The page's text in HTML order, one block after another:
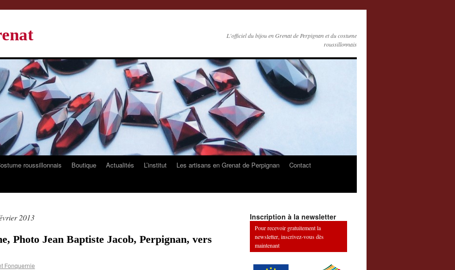
L'officiel du bijou en Grenat de Perpignan et du costume
roussillonnais
roussillonnais Boutique Actualités L’institut Les artisans en Grenat de Perpignan
Contact
2013
Photo Jean Baptiste Jacob, Perpignan, vers
Fonquernie
Inscription à la newsletter
Pour recevoir gratuitement la
newsletter, inscrivez-vous dès
maintenant